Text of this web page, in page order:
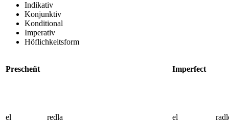
Indikativ
Konjunktiv
Konditional
Imperativ
Höflichkeitsform
Prescheñt Imperfect
el redla el